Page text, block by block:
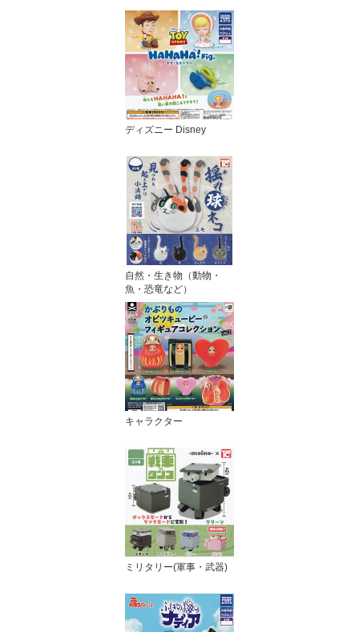
ディズニー Disney
自然・生き物（動物・
魚・恐竜など）
キャラクター
ミリタリー(軍事・武器)